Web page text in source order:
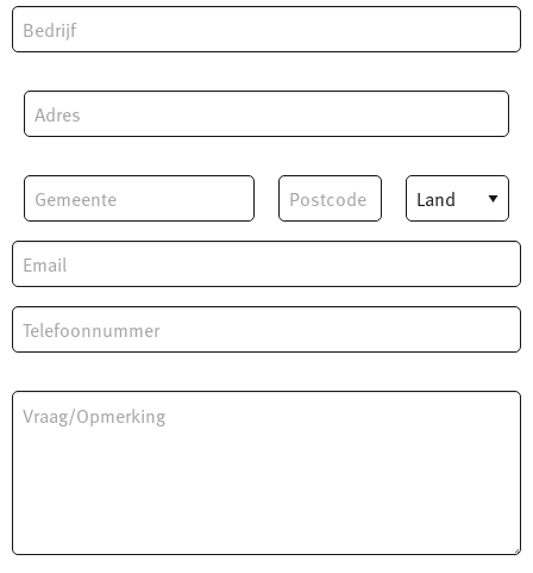
Bedrijf
Adres
Gemeente Postcode Land
Your Email
Phone Number
Message